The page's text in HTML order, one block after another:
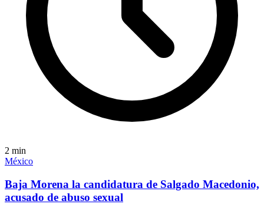
2 min
México
Baja Morena la candidatura de Salgado Macedonio,
acusado de abuso sexual